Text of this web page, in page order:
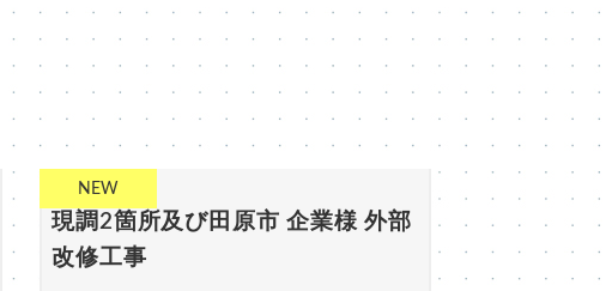
NEW
2026-08-04
現調2箇所及び田原市 企業様 外部
改修工事